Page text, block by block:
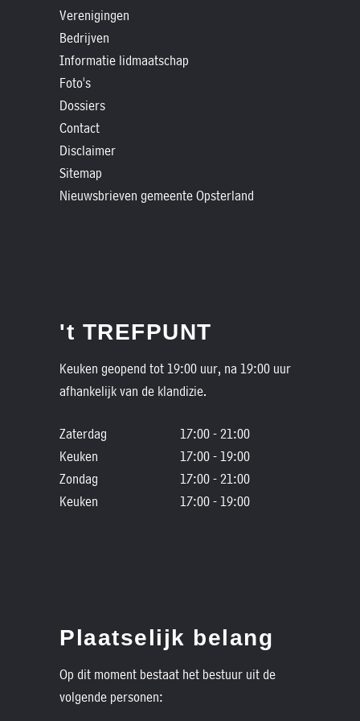
Verenigingen
Bedrijven
Informatie lidmaatschap
Foto's
Dossiers
Contact
Disclaimer
Sitemap
Nieuwsbrieven gemeente Opsterland
't TREFPUNT
Keuken geopend tot 19:00 uur, na 19:00 uur
afhankelijk van de klandizie.
Zaterdag
17:00 - 21:00
Keuken
17:00 - 19:00
Zondag
17:00 - 21:00
Keuken
17:00 - 19:00
Plaatselijk belang
Op dit moment bestaat het bestuur uit de
volgende personen:
Historische
verhalen
Dossiers
Contact
Nieuwsbrieven